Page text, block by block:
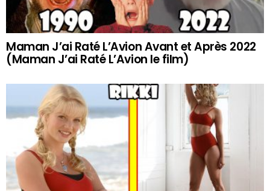
Maman J’ai Raté L’Avion Avant et Après 2022
(Maman J’ai Raté L’Avion le film)